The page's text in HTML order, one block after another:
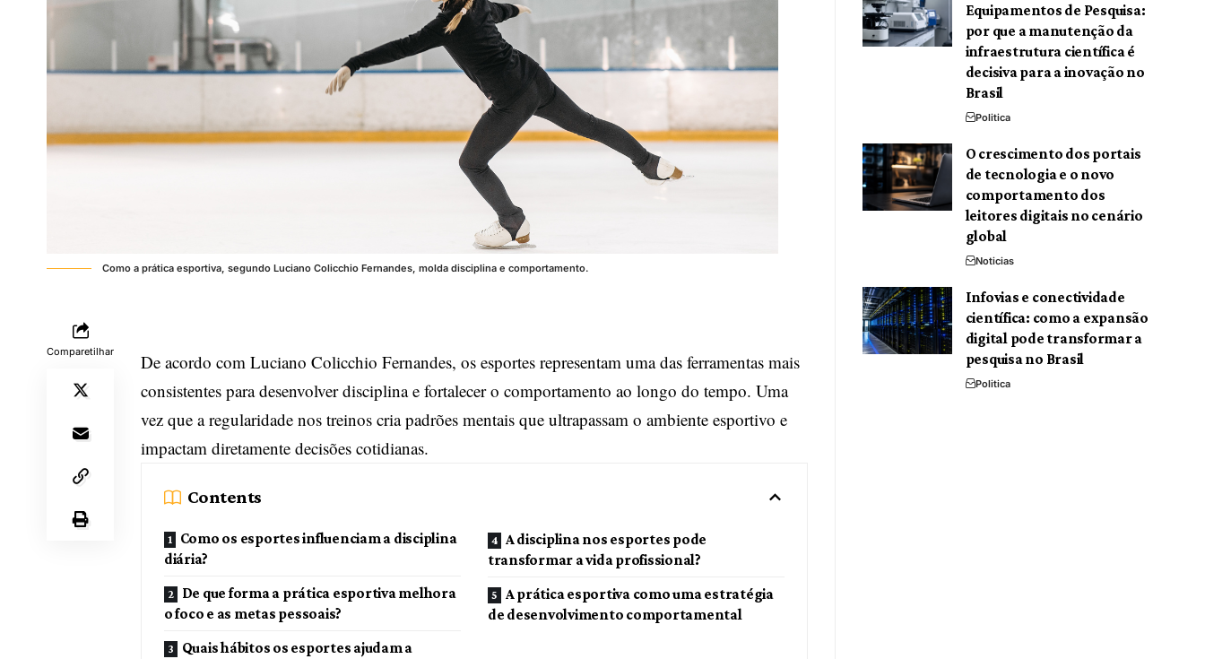
Como a prática esportiva, segundo Luciano Colicchio Fernandes, molda disciplina e comportamento.
Comparetilhar
De acordo com Luciano Colicchio Fernandes, os esportes representam uma das ferramentas mais
consistentes para desenvolver disciplina e fortalecer o comportamento ao longo do tempo. Uma
vez que a regularidade nos treinos cria padrões mentais que ultrapassam o ambiente esportivo e
impactam diretamente decisões cotidianas.
Contents
Como os esportes influenciam a disciplina
diária?
De que forma a prática esportiva melhora
o foco e as metas pessoais?
Quais hábitos os esportes ajudam a
A disciplina nos esportes pode
transformar a vida profissional?
A prática esportiva como uma estratégia
de desenvolvimento comportamental
Equipamentos de Pesquisa:
por que a manutenção da
infraestrutura científica é
decisiva para a inovação no
Brasil
Politica
O crescimento dos portais
de tecnologia e o novo
comportamento dos
leitores digitais no cenário
global
Noticias
Infovias e conectividade
científica: como a expansão
digital pode transformar a
pesquisa no Brasil
Politica